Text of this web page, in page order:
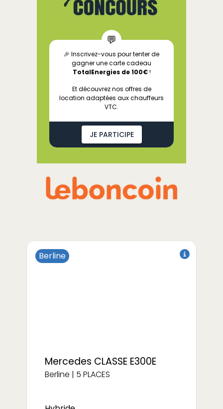
PLACES
Berline
Mercedes CLASSE E300E
Berline | 5 PLACES
💬
🎉 Inscrivez-vous pour tenter de
gagner une carte cadeau
TotalEnergies de 100€!
Et découvrez nos offres de
location adaptées aux chauffeurs
VTC.
JE PARTICIPE